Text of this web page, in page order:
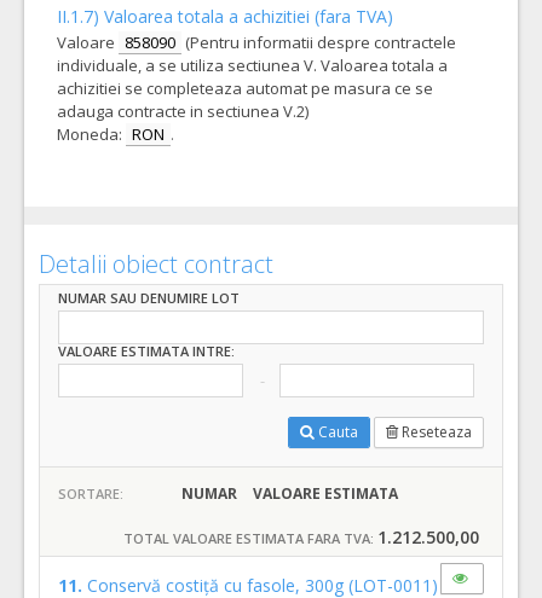
II.1.7) Valoarea totala a achizitiei (fara TVA)
Valoare 858090 (Pentru informatii despre contractele
individuale, a se utiliza sectiunea V. Valoarea totala a
achizitiei se completeaza automat pe masura ce se
adauga contracte in sectiunea V.2)
Moneda: RON .
Detalii obiect contract
NUMAR SAU DENUMIRE LOT
VALOARE ESTIMATA INTRE:
Cauta Reseteaza
SORTARE: NUMAR VALOARE ESTIMATA
TOTAL VALOARE ESTIMATA FARA TVA: 1.212.500,00
11. Conservă costiță cu fasole, 300g (LOT-0011)